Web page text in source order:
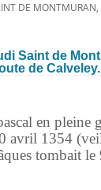
DE MONTMURAN,
Saint de
de Calveley.
en pleine
avril 1354
tombait le